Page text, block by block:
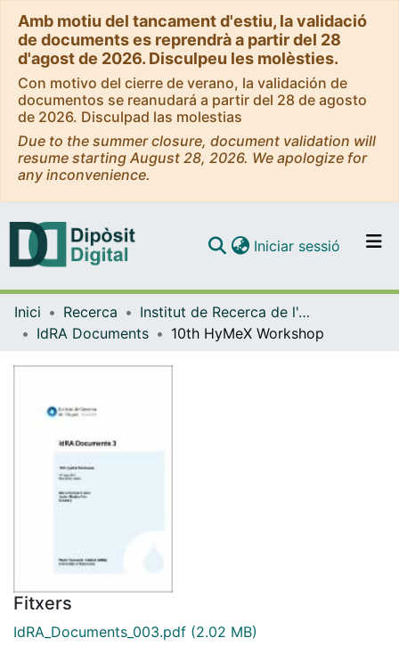
Amb motiu del tancament d'estiu, la validació
de documents es reprendrà a partir del 28
d'agost de 2026. Disculpeu les molèsties.
Con motivo del cierre de verano, la validación de
documentos se reanudará a partir del 28 de agosto
de 2026. Disculpad las molestias
Due to the summer closure, document validation will
resume starting August 28, 2026. We apologize for
any inconvenience.
Navega per tot el DD
Com publicar
Iniciar sessió (current)
Inici Recerca
Institut de Recerca de l'Aigua (IdRA)
IdRA Documents
10th HyMeX Workshop
Fitxers
IdRA_Documents_003.pdf (2.02 MB)